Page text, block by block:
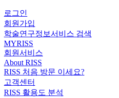
로그인
회원가입
학술연구정보서비스 검색
MYRISS
회원서비스
About RISS
RISS 처음 방문 이세요?
고객센터
RISS 활용도 분석